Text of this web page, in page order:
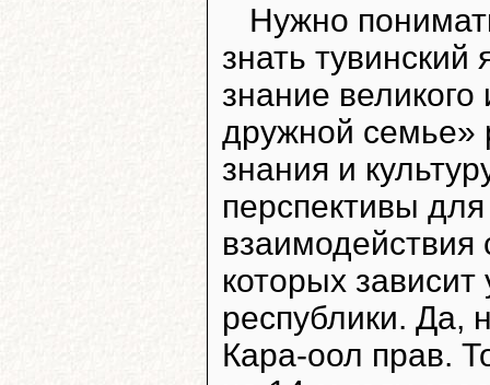
Нужно
знать
знание великого
дружной семье»
знания и
перспективы
которых
республики. Да,
Кара-оол прав.